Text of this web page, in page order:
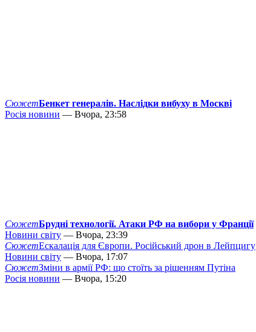
СюжетБенкет генералів. Наслідки вибуху в Москві
Росія новини — Вчора, 23:58
СюжетБрудні технології. Атаки РФ на вибори у Франції
Новини світу — Вчора, 23:39
СюжетЕскалація для Європи. Російський дрон в Лейпцигу
Новини світу — Вчора, 17:07
СюжетЗміни в армії РФ: що стоїть за рішенням Путіна
Росія новини — Вчора, 15:20